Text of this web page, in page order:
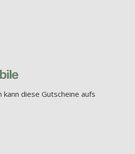
diese Gutscheine aufs